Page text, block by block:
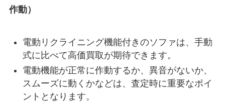
作動）
電動リクライニング機能付きのソファは、手動
式に比べて高価買取が期待できます。
電動機能が正常に作動するか、異音がないか、
スムーズに動くかなどは、査定時に重要なポイ
ントとなります。